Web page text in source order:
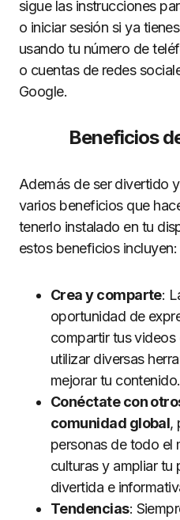
sigue las instrucciones
o iniciar sesión si ya
usando tu número de
o cuentas de redes
Google.
Beneficios
Además de ser divertido
varios beneficios que
tenerlo instalado en tu
estos beneficios incluyen:
Crea y comparte:
oportunidad de
compartir tus
utilizar diversas
mejorar tu contenido.
Conéctate con
comunidad global,
personas de todo el
culturas y ampliar tu
divertida e
Tendencias: